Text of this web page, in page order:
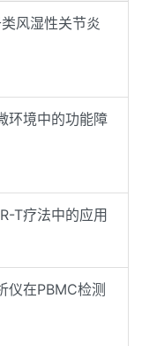
风湿性关节炎
环境中的功能障
T疗法中的应用
仪在PBMC检测